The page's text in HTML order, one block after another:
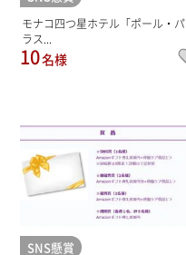
モナコ四つ星ホテル「ポール・パ
ラス...
10名様
SNS懸賞